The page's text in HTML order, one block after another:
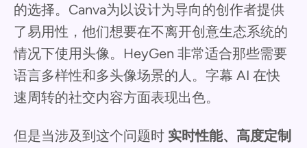
的选择。Canva为以设计为导向的创作者提供
了易用性，他们想要在不离开创意生态系统的
情况下使用头像。HeyGen 非常适合那些需要
语言多样性和多头像场景的人。字幕 AI 在快
速周转的社交内容方面表现出色。
但是当涉及到这个问题时 实时性能、高度定制